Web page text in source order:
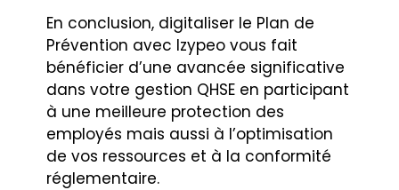
En conclusion, digitaliser le Plan de
Prévention avec Izypeo vous fait
bénéficier d’une avancée significative
dans votre gestion QHSE en participant
à une meilleure protection des
employés mais aussi à l’optimisation
de vos ressources et à la conformité
réglementaire.